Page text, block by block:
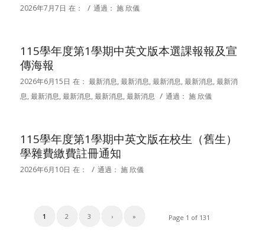
2026年7月7日 在： / 通過： 施 欣儀
115學年度第1學期中英文版本選課報報及宣
傳海報
2026年6月15日 在： 最新消息, 最新消息, 最新消息, 最新消息, 最新消
息, 最新消息, 最新消息, 最新消息, 最新消息 / 通過： 施 欣儀
115學年度第1學期中英文版在校生（舊生）
學雜費繳費註冊通知
2026年6月10日 在： / 通過： 施 欣儀
Page 1 of 131
1 2 3 › »